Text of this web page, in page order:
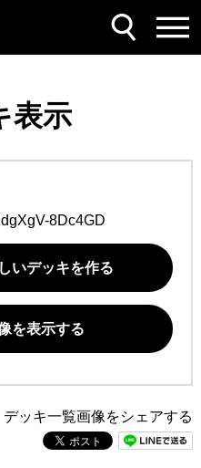
表示
8Dc4GD
いデッキを作る
を表示する
デッキ一覧画像をシェアする